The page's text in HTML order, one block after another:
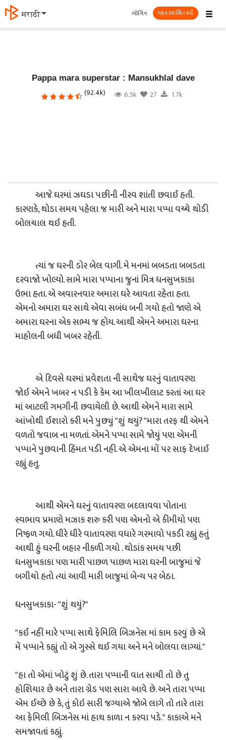
मराठी ☰
લૉગિન મફત પ્રકાશિત કરો
Pappa mara superstar : Mansukhlal dave
(92.4k) 6.5k 27 1.7k
આજે ઘરમાં ઝઘડા પછીની નીરવ શાંતી છવાઈ હતી.
કારણકે, થોડા સમય પહેલા જ મારી અને મારા પપ્પા વચ્ચે થોડી
બોલચાલ થઈ હતી.
ત્યાં જ ઘરની ડોર બેલ વાગી. મે મનમાં બબડતા બબડતા
દરવાજો ખોલ્યો. સામે મારા પપ્પાના જુનાં મિત્ર ધનસુખકાકા
ઉભા હતા. એ અવારનવાર અમારા ઘરે આવતા રહેતા હતા.
એમનો અમારા ઘર સાથે એવા સબંધ બની ગયો હતો જાણે એ
અમારા ઘરના એક સભ્ય જ હોય. આથી એમને અમારા ઘરના
માહોલની બધી ખબર રહેતી.
એ દિવસે ઘરમાં પ્રવેશતા ની સાથેજ ઘરનું વાતાવરણ
જોઈ એમને ખબર ન પડી કે કેમ આ ખીલખીલાટ કરતાં આ ઘર
માં આટલી ગમગીની છવાયેલી છે. આથી એમને મારા સામે
આંખોથી ઈશારો કરી મને પુછ્યું "શું થયું? "મારા તરફ થી એમને
વળતો જવાબ ના મળતાં. એમને પપ્પા સામે જોયું પણ એમની
પપ્પાને પુછવાની હિંમત પડી નહી. એ એમના મોં પર સાફ દેખાઈ
રહ્યું હતુ.
આથી એમને ઘરનું વાતાવરણ બદલાવવા પોતાના
સ્વભાવ પ્રમાણે મઝાક શરુ કરી પણ એમનો એ કીમીયો પણ
નિષ્ફળ ગયો. ધીરે ધીરે વાતાવરણ વધારે ગરમાવો પકડી રહ્યું હતું
આથી હું ઘરની બહાર નીકળી ગયો . થોડાંક સમય પછી
ધનસુખકાકા પણ મારી પાછળ પાછળ મારા ઘરની બાજુમાં જે
બગીચો હતો ત્યાં આવી મારી બાજુમાં બેન્ચ પર બેઠા.
ધનસુખકાકા- "શું થયું?"
"કઈ નહીં મારે પપ્પા સાથે ફેમિલિ બિઝનેસ માં કામ કરવું છે એ
મેં પપ્પાને કહ્યું તો એ ગુસ્સે થઈ ગયા અને મને બોલવા લાગ્યાં."
"હા તો એમાં ખોટું શું છે. તારા પપ્પાની વાત સાચી તો છે તુ
હોશિયાર છે અને તારા ગ્રેડ પણ સારા આવે છે. અને તારા પપ્પા
એમ ઈચ્છે છે કે, તું કોઇ સારી જગ્યાએ જોબે લાગે તો તારે તારા
આ ફેમિલી બિઝનેસ માં હાથ કાળા ન કરવા પડે." કાકાએ મને
સમજાવતાં કહ્યું.